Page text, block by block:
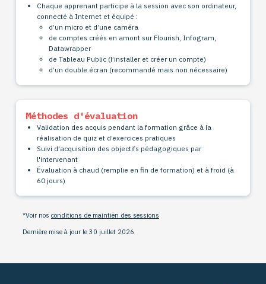
Chaque apprenant participe à la session avec son ordinateur,
connecté à Internet et équipé :
d’un micro et d’une caméra
de comptes créés en amont sur Flourish, Infogram,
Datawrapper
de Tableau Public (l’installer et créer un compte)
d’un double écran (recommandé mais non nécessaire)
Méthodes d'évaluation
Validation des acquis pendant la formation grâce à la
réalisation de quiz et d’exercices pratiques
Suivi d'acquisition des objectifs pédagogiques par
l'intervenant
Évaluation à chaud (remplie en fin de formation) et à froid (à
60 jours)
*Voir nos conditions de maintien des sessions
Dernière mise à jour le 30 juillet 2026